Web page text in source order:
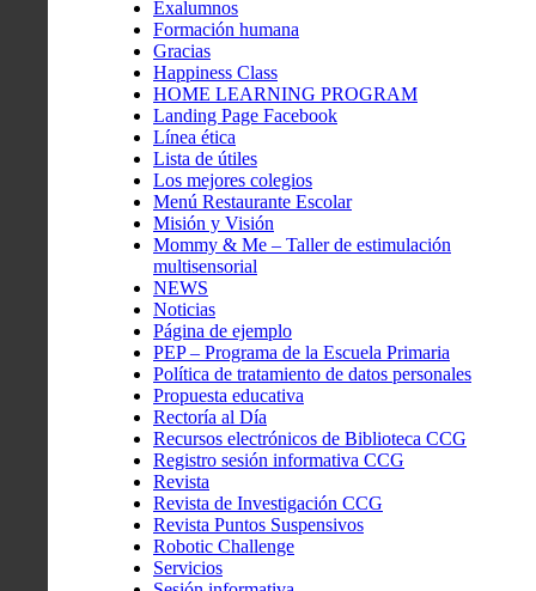
Exalumnos
Formación humana
Gracias
Happiness Class
HOME LEARNING PROGRAM
Landing Page Facebook
Línea ética
Lista de útiles
Los mejores colegios
Menú Restaurante Escolar
Misión y Visión
Mommy & Me – Taller de estimulación
multisensorial
NEWS
Noticias
Página de ejemplo
PEP – Programa de la Escuela Primaria
Política de tratamiento de datos personales
Propuesta educativa
Rectoría al Día
Recursos electrónicos de Biblioteca CCG
Registro sesión informativa CCG
Revista
Revista de Investigación CCG
Revista Puntos Suspensivos
Robotic Challenge
Servicios